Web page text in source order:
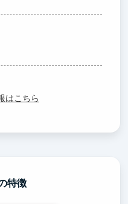
はこちら
特徴